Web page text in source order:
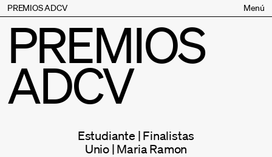
PREMIOS ADCV
Bases
Jurado
Inscripción
Palmarés
Premios especiales
Supporters
Menú
PREMIOS
ADCV
Estudiante | Finalistas
Unio | Maria Ramon